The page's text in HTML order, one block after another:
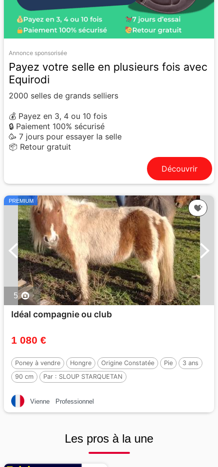
Annonce sponsorisée
Payez votre selle en plusieurs fois avec
Equirodi
2000 selles de grands selliers
💰 Payez en 3, 4 ou 10 fois
🔒 Paiement 100% sécurisé
🥳 7 jours pour essayer la selle
📦 Retour gratuit
Découvrir
PREMIUM
5
Idéal compagnie ou club
1 080 €
Poney à vendre Hongre Origine Constatée Pie
3 ans
90 cm
Par : SLOUP STARQUETAN
Vienne Professionnel
Les pros à la une